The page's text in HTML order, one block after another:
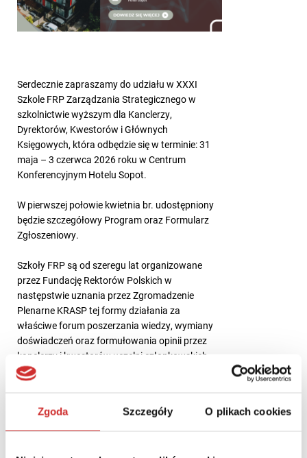
Zgoda Szczegóły O plikach cookies
Serdecznie zapraszamy do udziału w XXXI
Szkole FRP Zarządzania Strategicznego w
szkolnictwie wyższym dla Kanclerzy,
Dyrektorów, Kwestorów i Głównych
Księgowych, która odbędzie się w terminie: 31
maja – 3 czerwca 2026 roku w Centrum
Konferencyjnym Hotelu Sopot.
W pierwszej połowie kwietnia br. udostępniony
będzie szczegółowy Program oraz Formularz
Zgłoszeniowy.
Szkoły FRP są od szeregu lat organizowane
przez Fundację Rektorów Polskich w
następstwie uznania przez Zgromadzenie
Plenarne KRASP tej formy działania za
właściwe forum poszerzania wiedzy, wymiany
doświadczeń oraz formułowania opinii przez
kanclerzy i kwestorów uczelni członkowskich
KRASP.
spotkania z nami na konferencji! Program
wydarzenia i formularz rejestracyjny dostępne